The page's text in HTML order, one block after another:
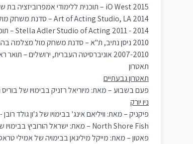
2015 iO West – תוכנית ללימודי אמפרוביזציה בת שש רמות.
2014 Art of Acting Studio, LA – סדנת משחק מול מצלמה, שישה שבועות.
2014 - 2011 Stella Adler Studio of Acting – תוכנית מלאה ללימודי משחק בניו יורק.
2010 ניסן נתיב, ת"א – סדנת משחק מול מצלמה בהנחיית שאול מזרחי.
2007-2010 אוניברסיטה העברית, ירושלים – תואר ראשון במנהל עסקים ויחסים בין לאומיים
תאטרון
תאטרון גבעתיים
פעם בשבוע – מאת: מיוריאל רזניק בבימויו של
ניו יורק
פיקניק – מאת: וויליאם אינג' בבימויו של ג'ון גולד
North Shore Fish – מאת: ישראל הורוביץ בבימויו של ג'ון גולד רובן – ארלין (תפקיד משני)
פאטון – מאת: מייקל מיליגאן בבימויה של אמילי